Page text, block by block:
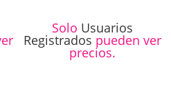
Solo Usuarios
Registrados pueden ver
precios.